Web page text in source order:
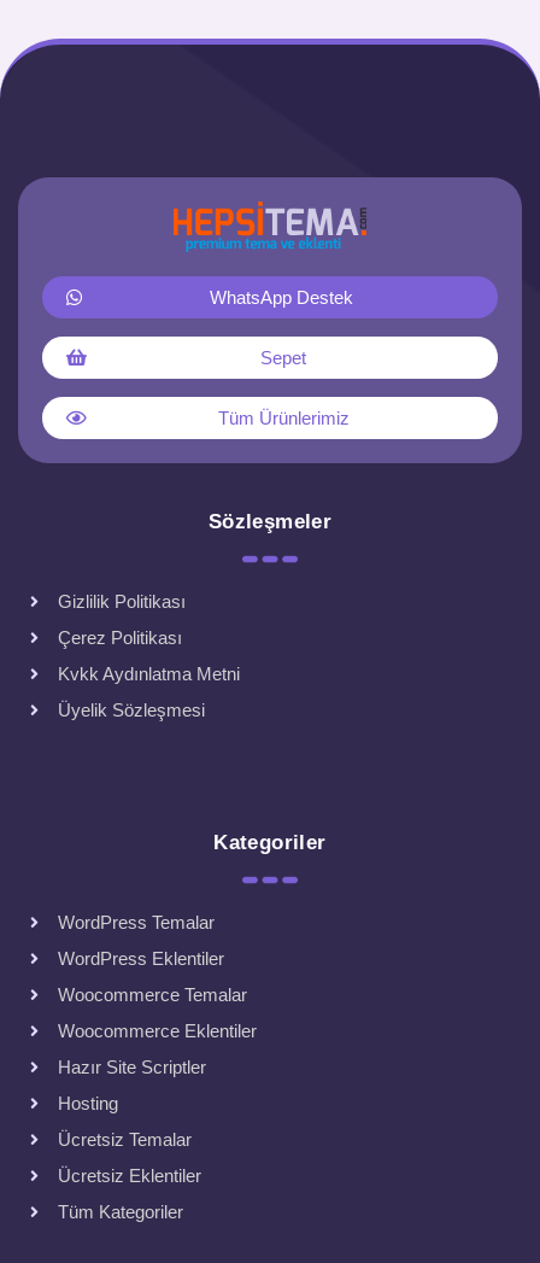
WhatsApp Destek
Sepet
Tüm Ürünlerimiz
Sözleşmeler
Gizlilik Politikası
Çerez Politikası
Kvkk Aydınlatma Metni
Üyelik Sözleşmesi
Kategoriler
WordPress Temalar
WordPress Eklentiler
Woocommerce Temalar
Woocommerce Eklentiler
Hazır Site Scriptler
Hosting
Ücretsiz Temalar
Ücretsiz Eklentiler
Tüm Kategoriler